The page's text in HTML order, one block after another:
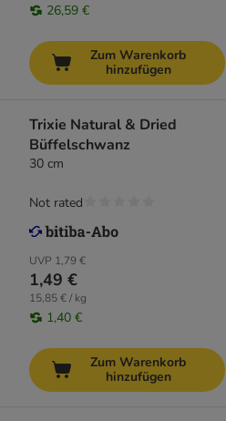
26,59 €
Zum Warenkorb
hinzufügen
Trixie Natural & Dried
Büffelschwanz
30 cm
UVP 1,79 €
1,49 €
15,85 € / kg
1,40 €
Not rated
Zum Warenkorb
hinzufügen